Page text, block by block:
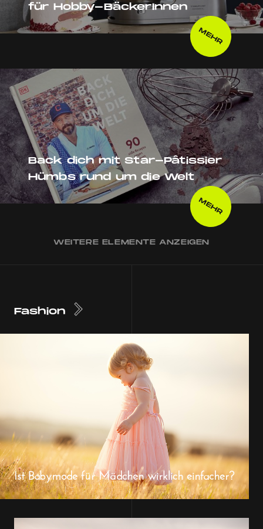
für Hobby-BäckerInnen
MEHR
Back dich mit Star-Pâtissier
Hümbs rund um die Welt
MEHR
WEITERE ELEMENTE ANZEIGEN
Fashion
Ist Babymode für Mädchen wirklich einfacher?